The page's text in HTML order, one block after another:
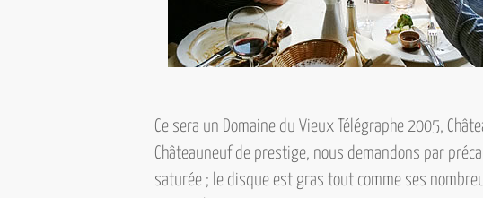
Ce sera un Domaine du Vieux Télégraphe 2005,
Châteauneuf de prestige, nous demandons par
saturée ; le disque est gras tout comme ses